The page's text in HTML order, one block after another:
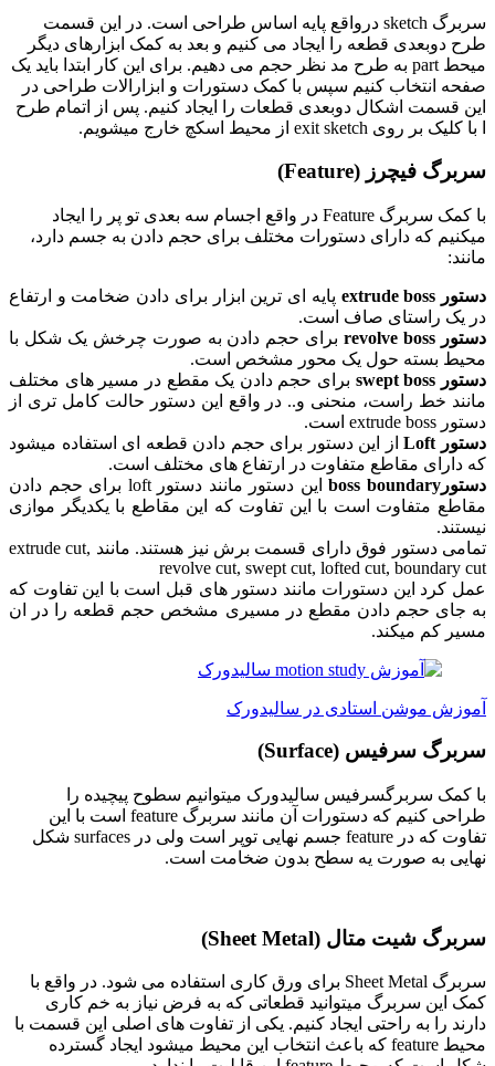
سربرگ sketch درواقع پایه اساس طراحی است. در این قسمت
طرح دوبعدی قطعه را ایجاد می کنیم و بعد به کمک ابزارهای دیگر
میحط part به طرح مد نظر حجم می دهیم. برای این کار ابتدا باید یک
صفحه انتخاب کنیم سپس با کمک دستورات و ابزارالات طراحی در
این قسمت اشکال دوبعدی قطعات را ایجاد کنیم. پس از اتمام طرح
ا با کلیک بر روی exit sketch از محیط اسکچ خارج میشویم.
سربرگ فیچرز (Feature)
با کمک سربرگ Feature در واقع اجسام سه بعدی تو پر را ایجاد
میکنیم که دارای دستورات مختلف برای حجم دادن به جسم دارد،
مانند:
دستور extrude boss
پایه ای ترین ابزار برای دادن ضخامت و ارتفاع
در یک راستای صاف است.
دستور revolve boss
برای حجم دادن به صورت چرخش یک شکل با
محیط بسته حول یک محور مشخص است.
دستور swept boss
برای حجم دادن یک مقطع در مسیر های مختلف
مانند خط راست، منحنی و.. در واقع این دستور حالت کامل تری از
دستور extrude boss است.
دستور Loft
از این دستور برای حجم دادن قطعه ای استفاده میشود
که دارای مقاطع متفاوت در ارتفاع های مختلف است.
دستورboss boundary
این دستور مانند دستور loft برای حجم دادن
مقاطع متفاوت است با این تفاوت که این مقاطع با یکدیگر موازی
نیستند.
تمامی دستور فوق دارای قسمت برش نیز هستند. مانند extrude cut,
revolve cut, swept cut, lofted cut, boundary cut
عمل کرد این دستورات مانند دستور های قبل است با این تفاوت که
به جای حجم دادن مقطع در مسیری مشخص حجم قطعه را در ان
مسیر کم میکند.
آموزش موشن استادی در سالیدورک
سربرگ سرفیس (Surface)
با کمک سربرگسرفیس سالیدورک میتوانیم سطوح پیچیده را
طراحی کنیم که دستورات آن مانند سربرگ feature است با این
تفاوت که در feature جسم نهایی توپر است ولی در surfaces شکل
نهایی به صورت یه سطح بدون ضخامت است.
سربرگ شیت متال (Sheet Metal)
سربرگ Sheet Metal برای ورق کاری استفاده می شود. در واقع با
کمک این سربرگ میتوانید قطعاتی که به فرض نیاز به خم کاری
دارند را به راحتی ایجاد کنیم. یکی از تفاوت های اصلی این قسمت با
محیط feature که باعث انتخاب این محیط میشود ایجاد گسترده